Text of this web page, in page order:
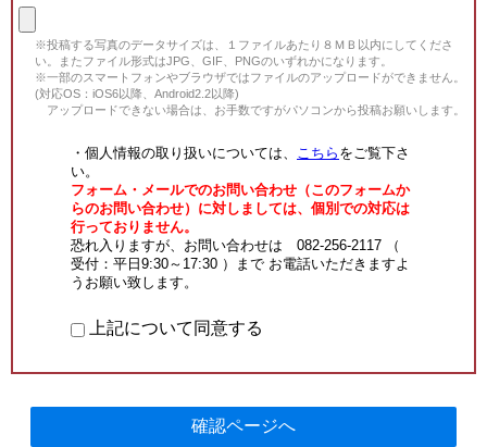
※投稿する写真のデータサイズは、１ファイルあたり８ＭＢ以内にしてくださ
い。またファイル形式はJPG、GIF、PNGのいずれかになります。
※一部のスマートフォンやブラウザではファイルのアップロードができません。
(対応OS：iOS6以降、Android2.2以降)
アップロードできない場合は、お手数ですがパソコンから投稿お願いします。
・個人情報の取り扱いについては、 こちら をご覧下さ
い。
フォーム・メールでのお問い合わせ（このフォームか
らのお問い合わせ）に対しましては、個別での対応は
行っておりません。
恐れ入りますが、お問い合わせは 082-256-2117 （
受付：平日9:30～17:30 ）まで お電話いただきますよ
うお願い致します。
上記について同意する
確認ページへ